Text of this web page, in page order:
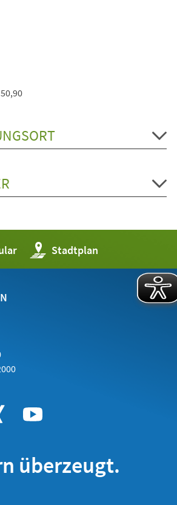
Stadtplan
(Öffnet
in
einem
überzeugt.